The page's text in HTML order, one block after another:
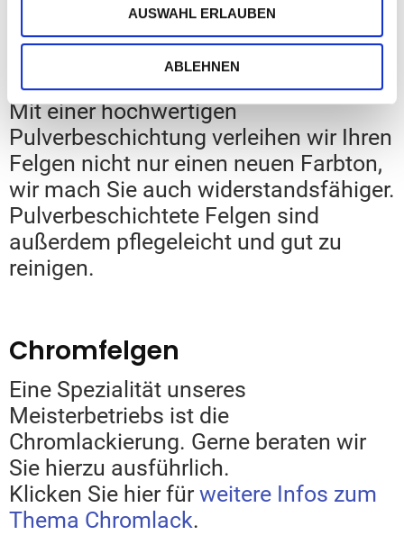
AUSWAHL ERLAUBEN
ABLEHNEN
Felgen lackieren
Sie möchten Ihrer Felge eine neue
Optik spendieren?
Mit einer hochwertigen
Pulverbeschichtung verleihen wir Ihren
Felgen nicht nur einen neuen Farbton,
wir mach Sie auch widerstandsfähiger.
Pulverbeschichtete Felgen sind
außerdem pflegeleicht und gut zu
reinigen.
Chromfelgen
Eine Spezialität unseres
Meisterbetriebs ist die
Chromlackierung. Gerne beraten wir
Sie hierzu ausführlich.
Klicken Sie hier für weitere Infos zum
Thema Chromlack.